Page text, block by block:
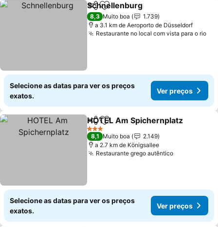
PartilharAdicionar aos favoritos
Schnellenburg
8,3 Muito boa
1.739
a 3.1 km de Aeroporto de Düsseldorf
Restaurante no local com vista para o rio
Selecione as datas para ver os preços
exatos.
Ver preços
PartilharAdicionar aos favoritos
HOTEL Am Spichernplatz
3 Estrelas
8,1 Muito boa
2.149
a 2.7 km de Königsallee
Restaurante grego autênticoVer preços
Selecione as datas para ver os preços
exatos.
Ver preços